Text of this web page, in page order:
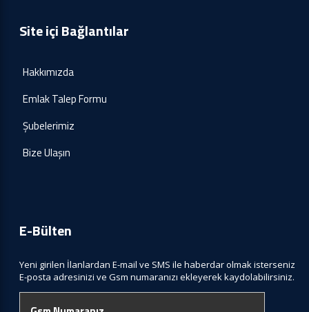
Site içi Bağlantılar
Hakkımızda
Emlak Talep Formu
Şubelerimiz
Bize Ulaşın
E-Bülten
Yeni girilen İlanlardan E-mail ve SMS ile haberdar olmak isterseniz
E-posta adresinizi ve Gsm numaranızı ekleyerek kaydolabilirsiniz.